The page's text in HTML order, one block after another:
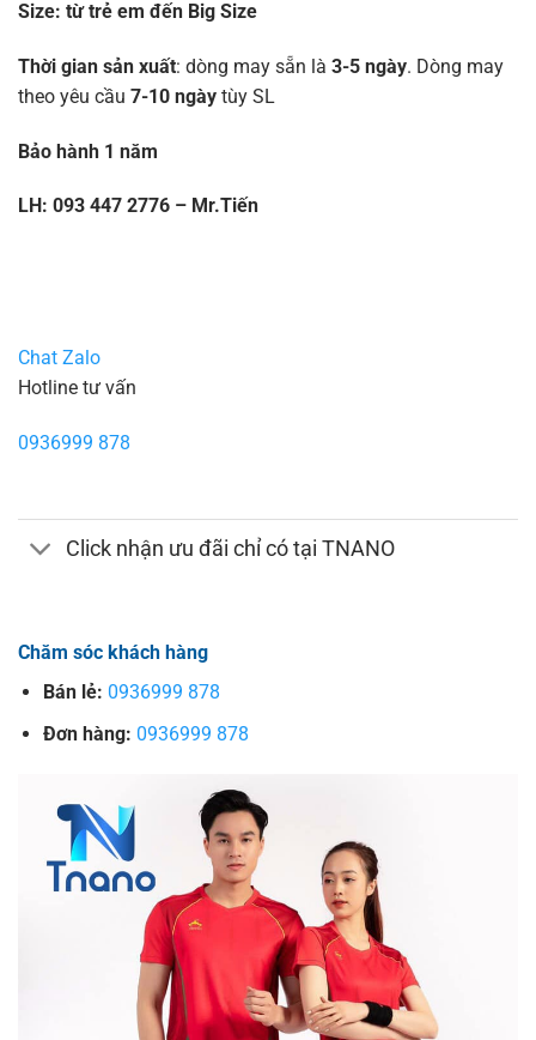
Size: từ trẻ em đến Big Size
Thời gian sản xuất: dòng may sẵn là 3-5 ngày. Dòng may
theo yêu cầu 7-10 ngàytùy SL
Bảo hành 1 năm
LH: 093 447 2776 – Mr.Tiến
Chat Zalo
Hotline tư vấn
0936999 878
Click nhận ưu đãi chỉ có tại TNANO
Chăm sóc khách hàng
Bán lẻ: 0936999 878
Đơn hàng: 0936999 878